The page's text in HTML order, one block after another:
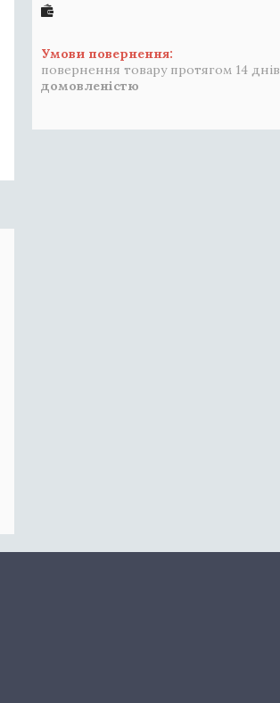
повернення товару протягом 14 днів
домовленістю